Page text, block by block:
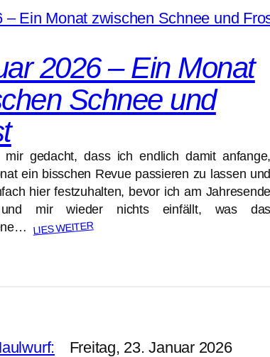
2026 – Ein Monat
Schnee und
mir gedacht, dass ich endlich damit anfange,
ein bisschen Revue passieren zu lassen und
hier festzuhalten, bevor ich am Jahresende
mir wieder nichts einfällt, was das
LIES WEITER
Freitag, 23. Januar 2026